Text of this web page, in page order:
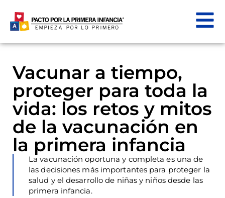
Vacunar a tiempo,
proteger para toda la
vida: los retos y mitos
de la vacunación en
la primera infancia
La vacunación oportuna y completa es una de
las decisiones más importantes para proteger la
salud y el desarrollo de niñas y niños desde las
primera infancia.